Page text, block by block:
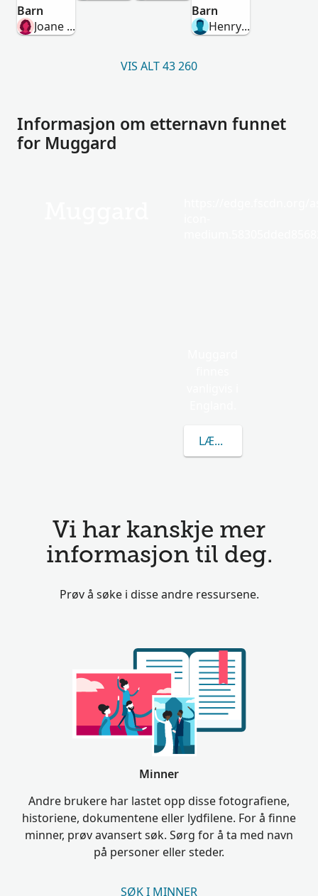
Barn
Joane Muggard
Barn
Henry Muggard
VIS ALT 43 260
Informasjon om etternavn funnet
for Muggard
LÆR MER OM
Vi har kanskje mer
informasjon til deg.
Prøv å søke i disse andre ressursene.
Minner
Andre brukere har lastet opp disse fotografiene,
historiene, dokumentene eller lydfilene. For å finne
minner, prøv avansert søk. Sørg for å ta med navn
på personer eller steder.
SØK I MINNER